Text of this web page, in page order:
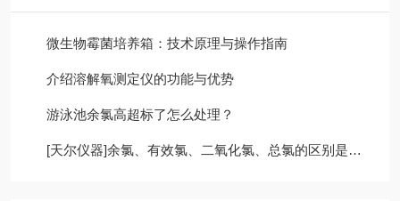
微生物霉菌培养箱：技术原理与操作指南
介绍溶解氧测定仪的功能与优势
游泳池余氯高超标了怎么处理？
[天尔仪器]余氯、有效氯、二氧化氯、总氯的区别是什么